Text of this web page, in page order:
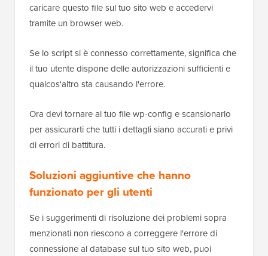
caricare questo file sul tuo sito web e accedervi
tramite un browser web.
Se lo script si è connesso correttamente, significa che
il tuo utente dispone delle autorizzazioni sufficienti e
qualcos'altro sta causando l'errore.
Ora devi tornare al tuo file wp-config e scansionarlo
per assicurarti che tutti i dettagli siano accurati e privi
di errori di battitura.
Soluzioni aggiuntive che hanno
funzionato per gli utenti
Se i suggerimenti di risoluzione dei problemi sopra
menzionati non riescono a correggere l'errore di
connessione al database sul tuo sito web, puoi